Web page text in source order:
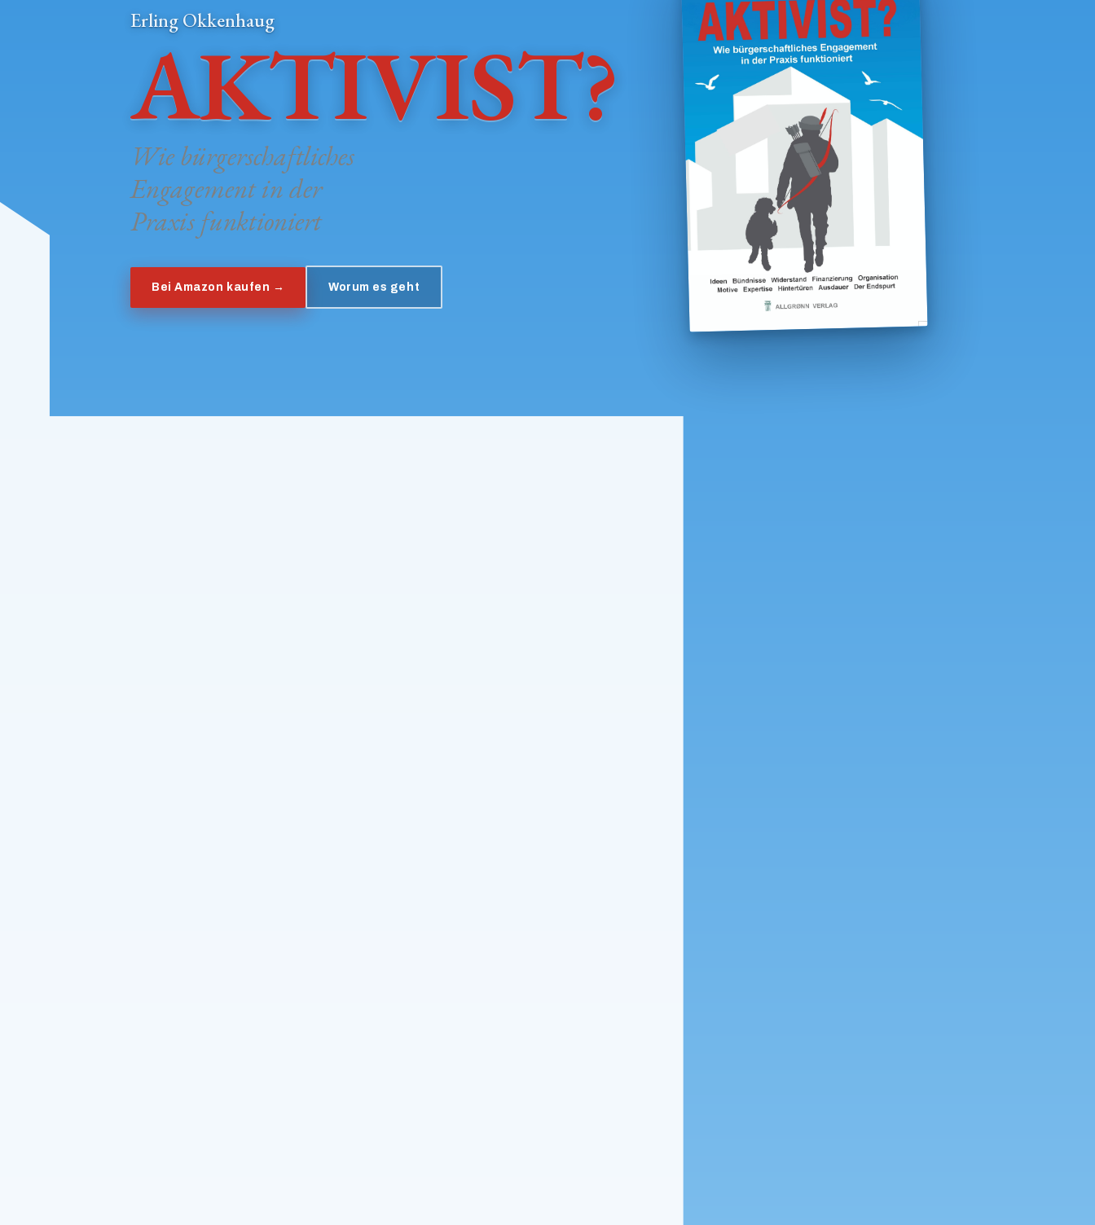
Erling Okkenhaug
AKTIVIST?
Wie bürgerschaftliches
Engagement in der
Praxis funktioniert
Bei Amazon kaufen → Worum es geht